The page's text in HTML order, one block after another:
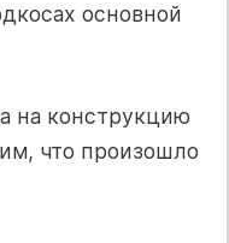
основной
на конструкцию
что произошло